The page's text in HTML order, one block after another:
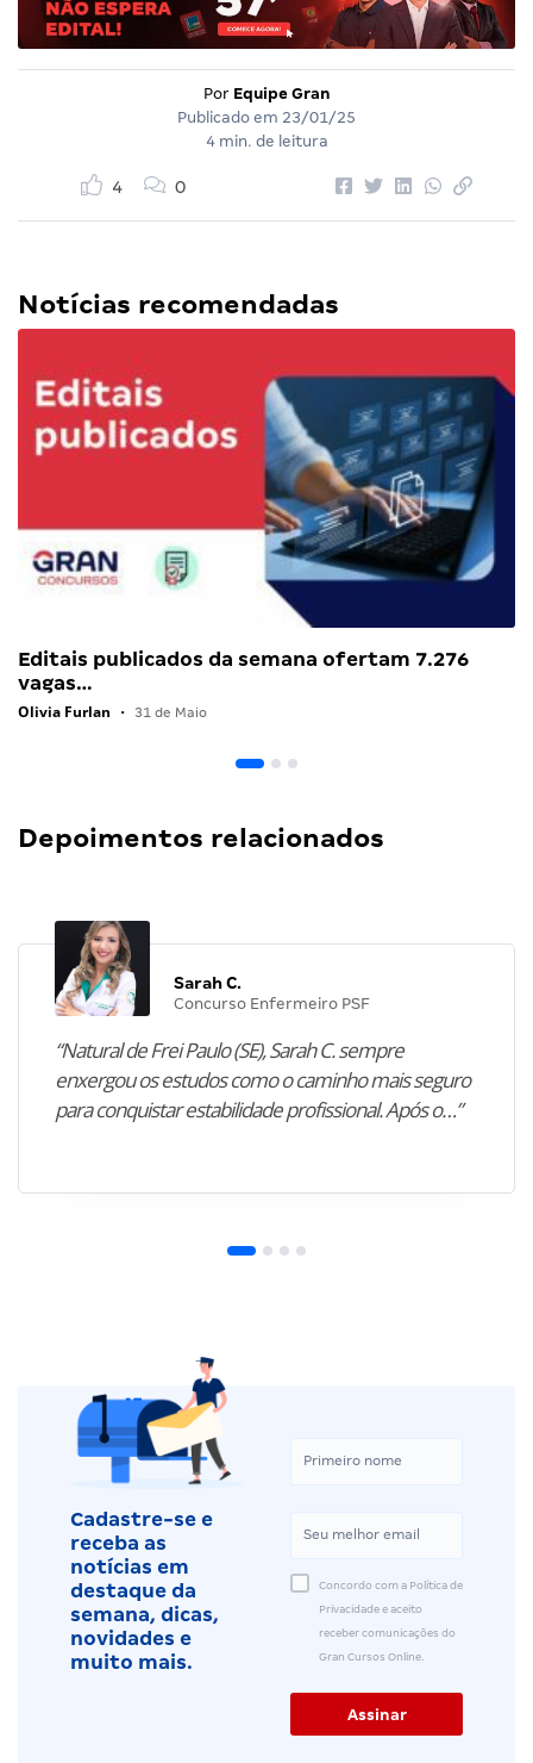
Por Equipe Gran
Publicado em 23/01/25
4 min. de leitura
4 0
Notícias recomendadas
Editais publicados da semana ofertam 7.276
vagas…
Olivia Furlan • 31 de Maio
Depoimentos relacionados
Sarah C.
Concurso Enfermeiro PSF
“Natural de Frei Paulo (SE), Sarah C. sempre
enxergou os estudos como o caminho mais seguro
para conquistar estabilidade profissional. Após o…”
Cadastre-se e
receba as
notícias em
destaque da
semana, dicas,
novidades e
muito mais.
Concordo com a Política de
Privacidade e aceito
receber comunicações do
Gran Cursos Online.